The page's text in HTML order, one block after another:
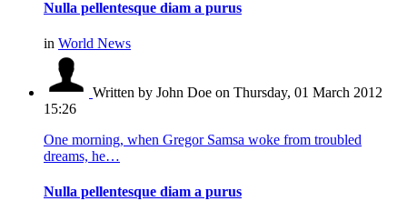
Nulla pellentesque diam a purus
in World News
Written by John Doe on Thursday, 01 March 2012
15:26
One morning, when Gregor Samsa woke from troubled
dreams, he…
Nulla pellentesque diam a purus